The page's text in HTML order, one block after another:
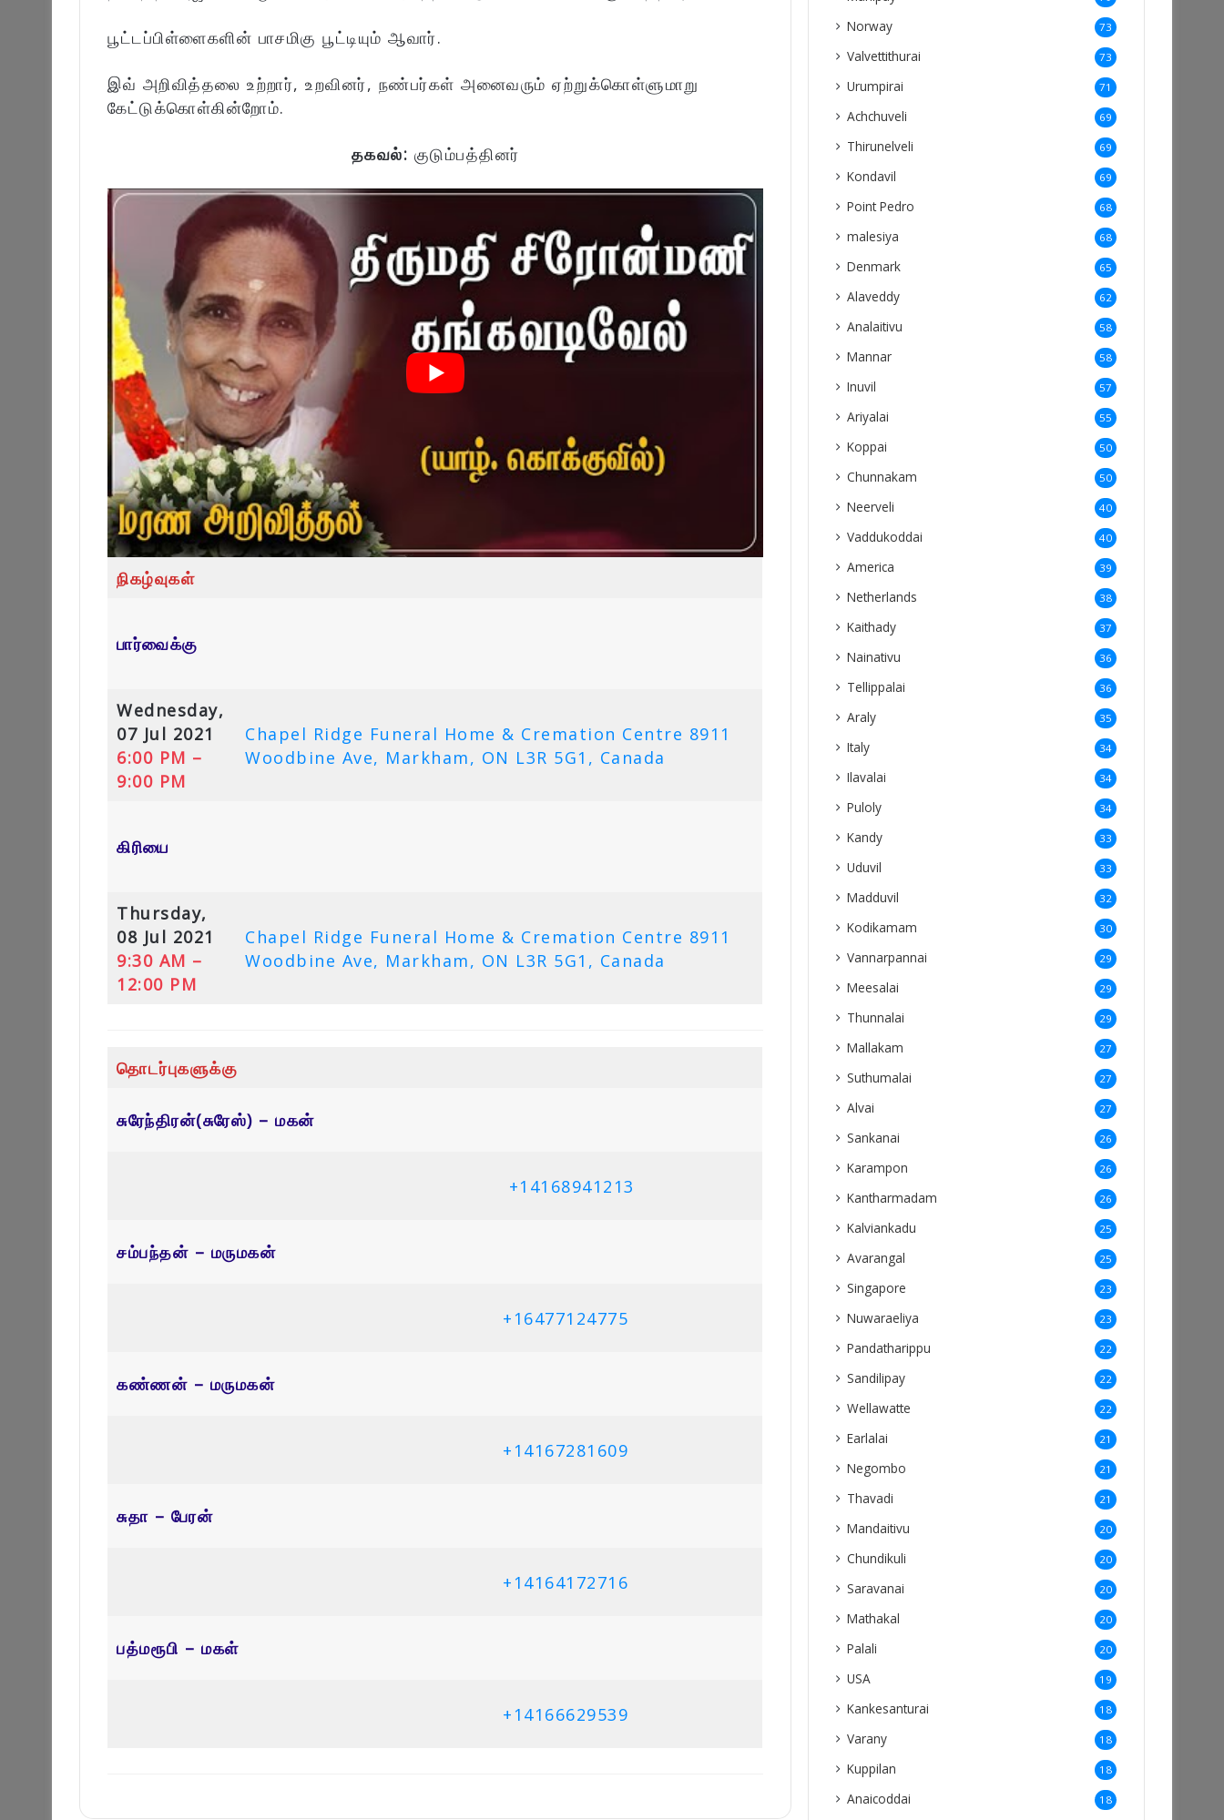
பூட்டப்பிள்ளைகளின் பாசமிகு பூட்டியும் ஆவார்.
இவ் அறிவித்தலை உற்றார், உறவினர், நண்பர்கள் அனைவரும் ஏற்றுக்கொள்ளுமாறு
கேட்டுக்கொள்கின்றோம்.
தகவல்: குடும்பத்தினர்
நிகழ்வுகள்
பார்வைக்கு
Wednesday,
07 Jul 2021
6:00 PM –
9:00 PM
Chapel Ridge Funeral Home & Cremation Centre 8911
Woodbine Ave, Markham, ON L3R 5G1, Canada
கிரியை
Thursday,
08 Jul 2021
9:30 AM –
12:00 PM
Chapel Ridge Funeral Home & Cremation Centre 8911
Woodbine Ave, Markham, ON L3R 5G1, Canada
தொடர்புகளுக்கு
சுரேந்திரன்(சுரேஸ்) – மகன்
+14168941213
சம்பந்தன் – மருமகன்
+16477124775
கண்ணன் – மருமகன்
+14167281609
சுதா – பேரன்
+14164172716
பத்மரூபி – மகள்
+14166629539
Norway 73
Valvettithurai 73
Urumpirai 71
Achchuveli 69
Thirunelveli 69
Kondavil 69
Point Pedro 68
malesiya 68
Denmark 65
Alaveddy 62
Analaitivu 58
Mannar 58
Inuvil 57
Ariyalai 55
Koppai 50
Chunnakam 50
Neerveli 40
Vaddukoddai 40
America 39
Netherlands 38
Kaithady 37
Nainativu 36
Tellippalai 36
Araly 35
Italy 34
Ilavalai 34
Puloly 34
Kandy 33
Uduvil 33
Madduvil 32
Kodikamam 30
Vannarpannai 29
Meesalai 29
Thunnalai 29
Mallakam 27
Suthumalai 27
Alvai 27
Sankanai 26
Karampon 26
Kantharmadam 26
Kalviankadu 25
Avarangal 25
Singapore 23
Nuwaraeliya 23
Pandatharippu 22
Sandilipay 22
Wellawatte 22
Earlalai 21
Negombo 21
Thavadi 21
Mandaitivu 20
Chundikuli 20
Saravanai 20
Mathakal 20
Palali 20
USA 19
Kankesanturai 18
Varany 18
Kuppilan 18
Anaicoddai 18